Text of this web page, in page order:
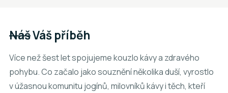
NášVáš příběh
Více než šest let spojujeme kouzlo kávy a zdravého
pohybu. Co začalo jako souznění několika duší, vyrostlo
v úžasnou komunitu jogínů, milovníků kávy i těch, kteří